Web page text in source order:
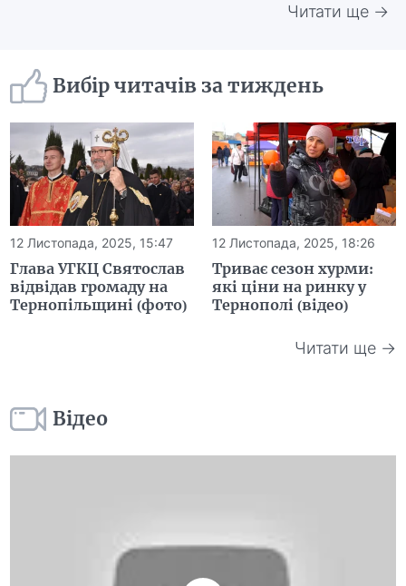
Читати ще →
Вибір читачів за тиждень
12 Листопада, 2025, 15:47
Глава УГКЦ Святослав
відвідав громаду на
Тернопільщині (фото)
12 Листопада, 2025, 18:26
Триває сезон хурми:
які ціни на ринку у
Тернополі (відео)
Читати ще →
Відео